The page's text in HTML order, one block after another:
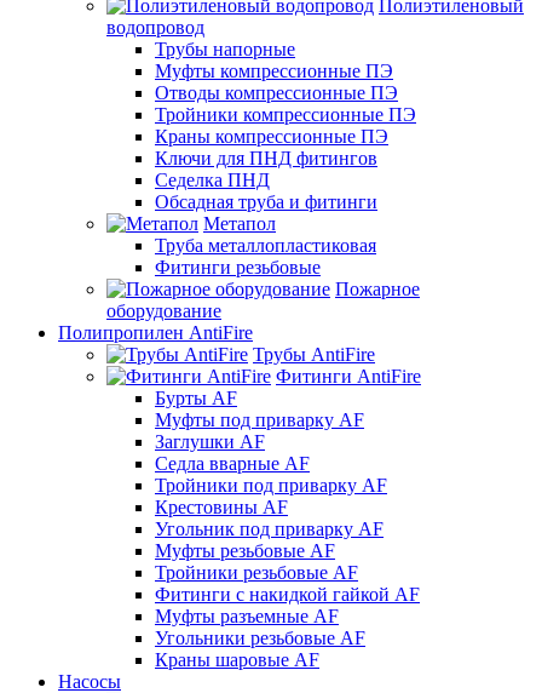
Полиэтиленовый
водопровод
Трубы напорные
Муфты компрессионные ПЭ
Отводы компрессионные ПЭ
Тройники компрессионные ПЭ
Краны компрессионные ПЭ
Ключи для ПНД фитингов
Седелка ПНД
Обсадная труба и фитинги
Метапол
Труба металлопластиковая
Фитинги резьбовые
Пожарное
оборудование
Полипропилен AntiFire
Трубы AntiFire
Фитинги AntiFire
Бурты AF
Муфты под приварку AF
Заглушки AF
Седла вварные AF
Тройники под приварку AF
Крестовины AF
Угольник под приварку AF
Муфты резьбовые AF
Тройники резьбовые AF
Фитинги с накидкой гайкой AF
Муфты разъемные AF
Угольники резьбовые AF
Краны шаровые AF
Насосы